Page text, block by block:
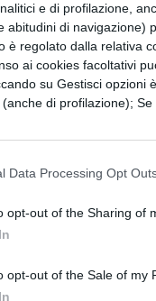
e di profilazione,
abitudini di navigazione)
è regolato dalla relativa
ai cookies facoltativi
su Gestisci opzioni
di profilazione);
Data Processing Opt
opt-out of the Sharing of
opt-out of the Sale of my
TESINE
Fedez,
biografia e
canzoni più
belle
sulla Relatività